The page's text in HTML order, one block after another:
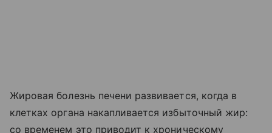
Жировая болезнь печени развивается, когда в
клетках органа накапливается избыточный жир:
со временем это приводит к хроническому